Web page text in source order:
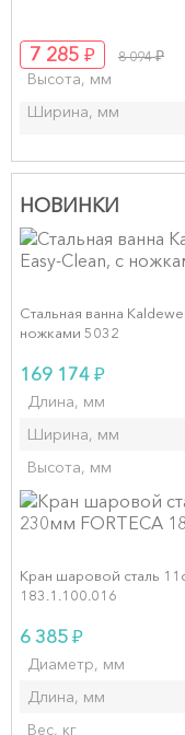
7 285 ₽ 8 094₽
Высота, мм
Ширина, мм
НОВИНКИ
Стальная ванна
ножками 5032
169 174₽
Длина, мм
Ширина, мм
Высота, мм
Кран шаровой сталь
183.1.100.016
6 385₽
Диаметр, мм
Длина, мм
Вес, кг